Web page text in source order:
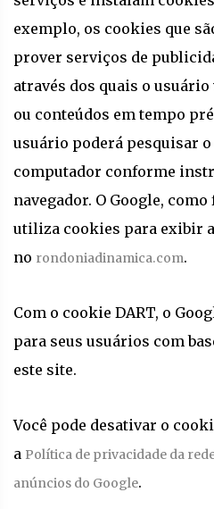
exemplo, os cookies que
prover serviços de
através dos quais o
ou conteúdos em tempo
usuário poderá pesquisar
computador conforme
navegador. O Google,
utiliza cookies para exibir
no rondoniadinamica.com.
Com o cookie DART, o
para seus usuários com
este site.
Você pode desativar o
a Política de privacidade da
anúncios do Google.